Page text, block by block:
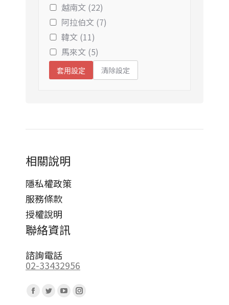
越南文 (22)
阿拉伯文 (7)
韓文 (11)
馬來文 (5)
套用設定 清除設定
相關說明
隱私權政策
服務條款
授權說明
聯絡資訊
諮詢電話
02-33432956
Facebook
TwitterYouTubeInstagram